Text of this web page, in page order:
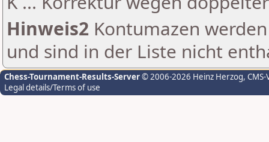
Hinweis2 Kontumazen
und sind in der Liste nicht
Chess-Tournament-Results-Server© 2006-2026 Heinz Herzog,
Legal details/Terms of use